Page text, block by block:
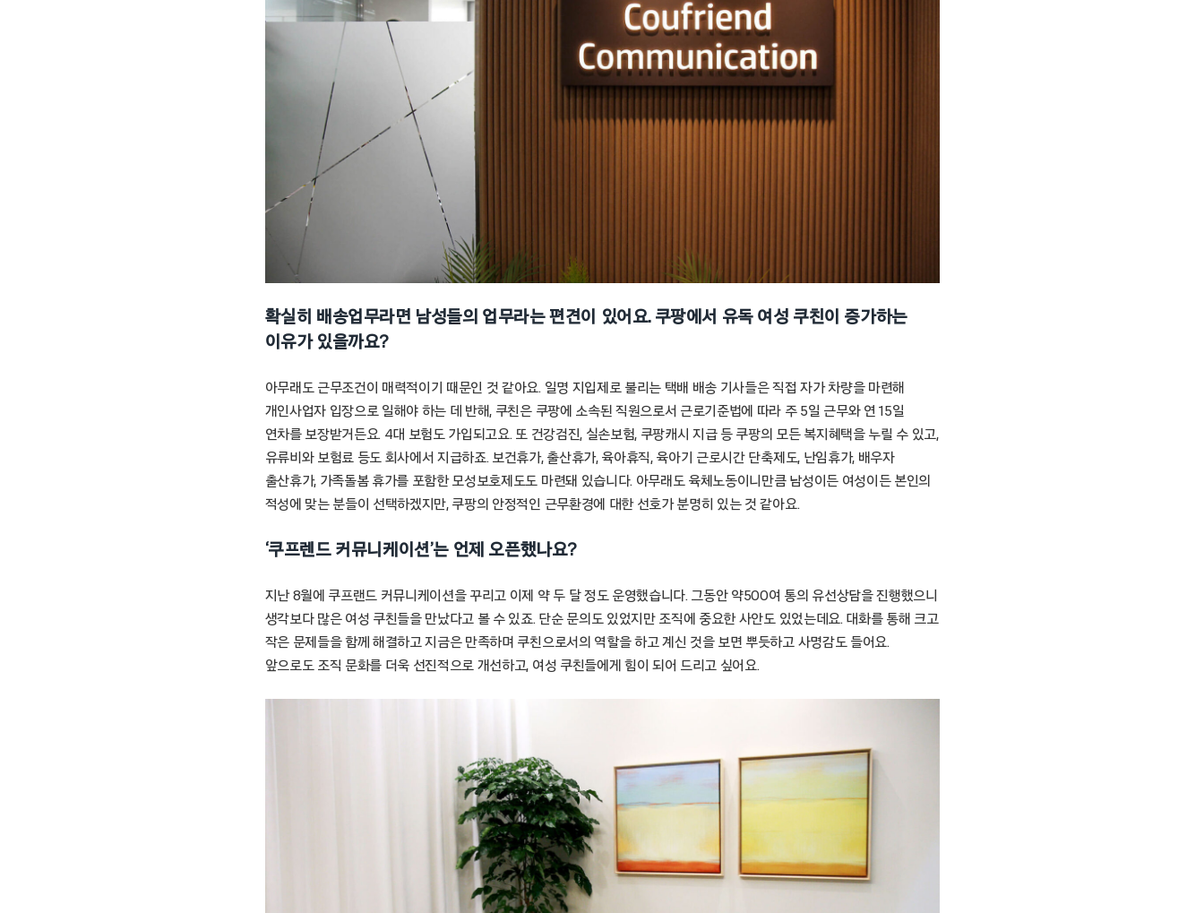
확실히 배송업무라면 남성들의 업무라는 편견이 있어요. 쿠팡에서 유독 여성 쿠친이 증가하는
이유가 있을까요?
아무래도 근무조건이 매력적이기 때문인 것 같아요. 일명 지입제로 불리는 택배 배송 기사들은 직접 자가 차량을 마련해
개인사업자 입장으로 일해야 하는 데 반해, 쿠친은 쿠팡에 소속된 직원으로서 근로기준법에 따라 주 5일 근무와 연 15일
연차를 보장받거든요. 4대 보험도 가입되고요. 또 건강검진, 실손보험, 쿠팡캐시 지급 등 쿠팡의 모든 복지혜택을 누릴 수 있고,
유류비와 보험료 등도 회사에서 지급하죠. 보건휴가, 출산휴가, 육아휴직, 육아기 근로시간 단축제도, 난임휴가, 배우자
출산휴가, 가족돌봄 휴가를 포함한 모성보호제도도 마련돼 있습니다. 아무래도 육체노동이니만큼 남성이든 여성이든 본인의
적성에 맞는 분들이 선택하겠지만, 쿠팡의 안정적인 근무환경에 대한 선호가 분명히 있는 것 같아요.
‘쿠프렌드 커뮤니케이션’는 언제 오픈했나요?
지난 8월에 쿠프랜드 커뮤니케이션을 꾸리고 이제 약 두 달 정도 운영했습니다. 그동안 약500여 통의 유선상담을 진행했으니
생각보다 많은 여성 쿠친들을 만났다고 볼 수 있죠. 단순 문의도 있었지만 조직에 중요한 사안도 있었는데요. 대화를 통해 크고
작은 문제들을 함께 해결하고 지금은 만족하며 쿠친으로서의 역할을 하고 계신 것을 보면 뿌듯하고 사명감도 들어요.
앞으로도 조직 문화를 더욱 선진적으로 개선하고, 여성 쿠친들에게 힘이 되어 드리고 싶어요.